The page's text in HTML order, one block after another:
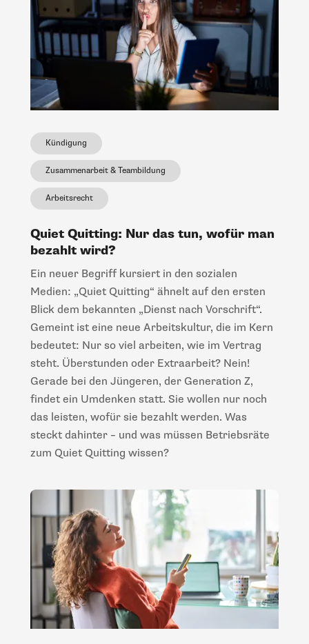
Kündigung
Zusammenarbeit & Teambildung
Arbeitsrecht
Quiet Quitting: Nur das tun, wofür man
bezahlt wird?
Ein neuer Begriff kursiert in den sozialen
Medien: „Quiet Quitting“ ähnelt auf den ersten
Blick dem bekannten „Dienst nach Vorschrift“.
Gemeint ist eine neue Arbeitskultur, die im Kern
bedeutet: Nur so viel arbeiten, wie im Vertrag
steht. Überstunden oder Extraarbeit? Nein!
Gerade bei den Jüngeren, der Generation Z,
findet ein Umdenken statt. Sie wollen nur noch
das leisten, wofür sie bezahlt werden. Was
steckt dahinter – und was müssen Betriebsräte
zum Quiet Quitting wissen?